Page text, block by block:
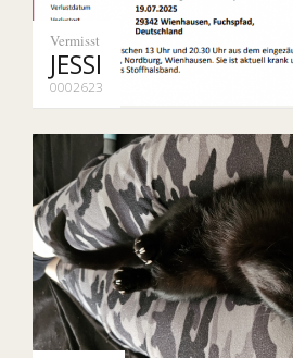
Vermisst
JESSI
0002623